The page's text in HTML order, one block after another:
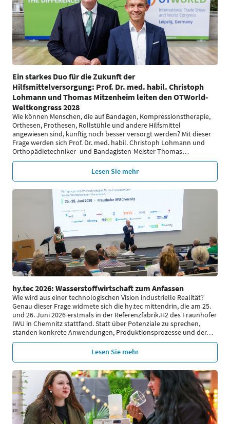
Ein starkes Duo für die Zukunft der
Hilfsmittelversorgung: Prof. Dr. med. habil. Christoph
Lohmann und Thomas Mitzenheim leiten den OTWorld-
Weltkongress 2028
Wie können Menschen, die auf Bandagen, Kompressionstherapie,
Orthesen, Prothesen, Rollstühle und andere Hilfsmittel
angewiesen sind, künftig noch besser versorgt werden? Mit dieser
Frage werden sich Prof. Dr. med. habil. Christoph Lohmann und
Orthopädietechniker- und Bandagisten-Meister Thomas…
Lesen Sie mehr
hy.tec 2026: Wasserstoffwirtschaft zum Anfassen
Wie wird aus einer technologischen Vision industrielle Realität?
Genau dieser Frage widmete sich die hy.tec mittendrin, die am 25.
und 26. Juni 2026 erstmals in der Referenzfabrik.H2 des Fraunhofer
IWU in Chemnitz stattfand. Statt über Potenziale zu sprechen,
standen konkrete Anwendungen, Produktionsprozesse und der…
Lesen Sie mehr